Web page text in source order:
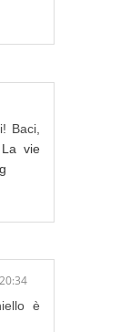
Baci,
vie
è